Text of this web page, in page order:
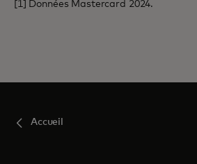
[1] Données Mastercard 2024.
Accueil